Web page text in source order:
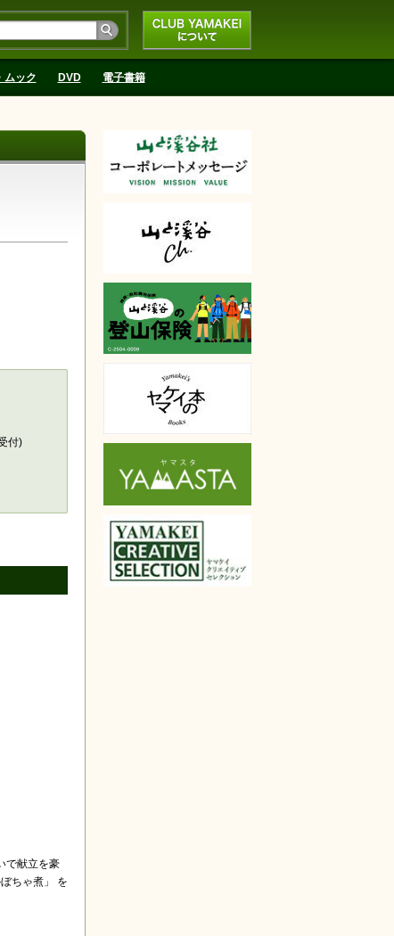
CLUB YAMAKEIにつ
いて
ムック DVD 電子書籍
購入
付)
で献立を豪
ちゃ煮」 を